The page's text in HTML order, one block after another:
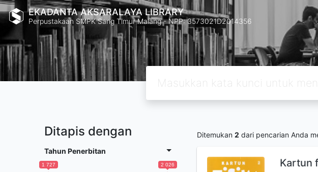
EKADANTA AKSARALAYA LIBRARY
Perpustakaan SMPK Sang Timur Malang - NPP: 3573021D2014356
Ditapis dengan
Tahun Penerbitan
1 727 2 026
Ditemukan 2 dari pencarian Anda
Kartun